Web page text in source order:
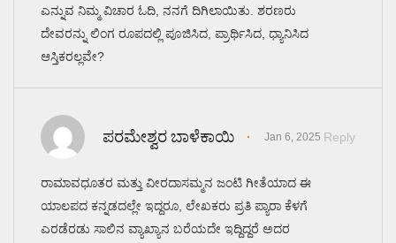
ಎನ್ನುವ ನಿಮ್ಮ ವಿಚಾರ ಓದಿ, ನನಗೆ ದಿಗಿಲಾಯಿತು. ಶರಣರು
ದೇವರನ್ನು ಲಿಂಗ ರೂಪದಲ್ಲಿ ಪೂಜಿಸಿದ, ಪ್ರಾರ್ಥಿಸಿದ, ಧ್ಯಾನಿಸಿದ
ಆಸ್ತಿಕರಲ್ಲವೇ?
ಪರಮೇಶ್ವರ ಬಾಳೆಕಾಯಿ Jan 6, 2025 Reply
ರಾಮಾವಧೂತರ ಮತ್ತು ವೀರದಾಸಮ್ಮನ ಜಂಟಿ ಗೀತೆಯಾದ ಈ
ಯಾಲಪದ ಕನ್ನಡದಲ್ಲೇ ಇದ್ದರೂ, ಲೇಖಕರು ಪ್ರತಿ ಪ್ಯಾರಾ ಕೆಳಗೆ
ಎರಡೆರಡು ಸಾಲಿನ ವ್ಯಾಖ್ಯಾನ ಬರೆಯದೇ ಇದ್ದಿದ್ದರೆ ಅದರ